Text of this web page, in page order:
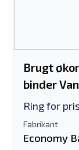
Brugt
binder
Ring for
Fabrikant
Economy